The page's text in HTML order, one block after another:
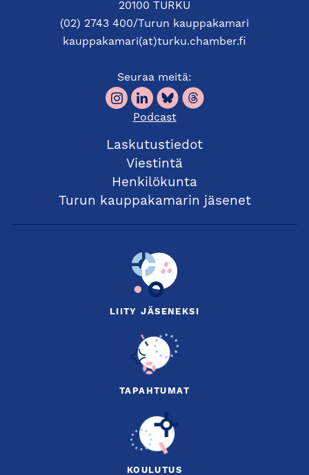
20100 TURKU
(02) 2743 400/Turun kauppakamari
kauppakamari(at)turku.chamber.fi
Seuraa meitä:
Podcast
Laskutustiedot
Viestintä
Henkilökunta
Turun kauppakamarin jäsenet
LIITY JÄSENEKSI
TAPAHTUMAT
KOULUTUS